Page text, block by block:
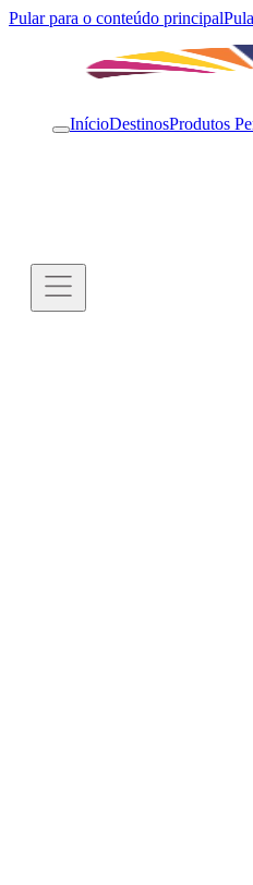
Pular para o conteúdo principal
InícioDestinosProdutos